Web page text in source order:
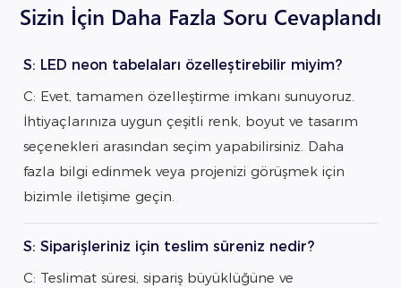
Sizin İçin Daha Fazla Soru Cevaplandı
S: LED neon tabelaları özelleştirebilir miyim?
C: Evet, tamamen özelleştirme imkanı sunuyoruz.
İhtiyaçlarınıza uygun çeşitli renk, boyut ve tasarım
seçenekleri arasından seçim yapabilirsiniz. Daha
fazla bilgi edinmek veya projenizi görüşmek için
bizimle iletişime geçin.
S: Siparişleriniz için teslim süreniz nedir?
C: Teslimat süresi, sipariş büyüklüğüne ve